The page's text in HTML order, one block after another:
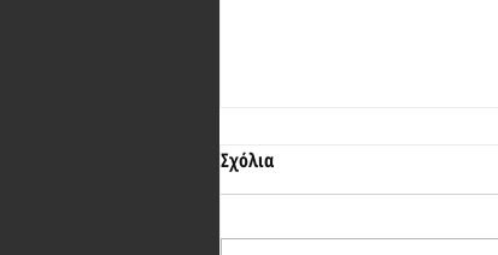
Σχόλια